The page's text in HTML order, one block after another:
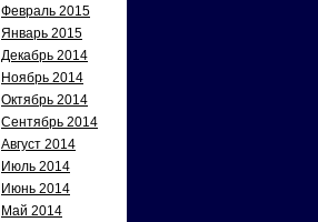
Февраль 2015
Январь 2015
Декабрь 2014
Ноябрь 2014
Октябрь 2014
Сентябрь 2014
Август 2014
Июль 2014
Июнь 2014
Май 2014